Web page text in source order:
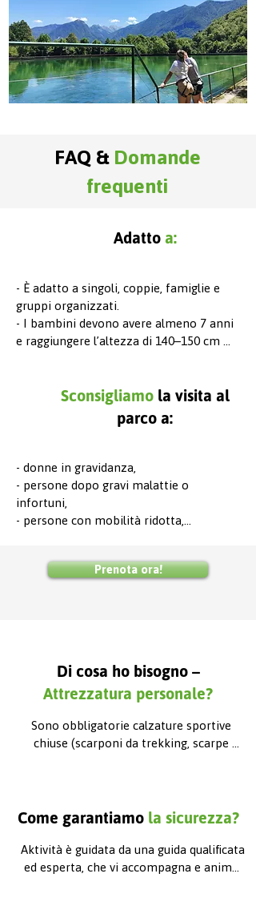
FAQ & Domande
frequenti
Adattoa:
- È adatto a singoli, coppie, famiglie e
gruppi organizzati.
- I bambini devono avere almeno 7 anni
e raggiungere l’altezza di 140–150 cm
I bambini fino ai 15 anni di età possono
partecipare all’attività esclusivamente se
accompagnati dai genitori o da un tutore
Sconsigliamola visita al
parco a:
- donne in gravidanza,
- persone dopo gravi malattie o
infortuni,
- persone con mobilità ridotta,
Prenota ora!
Di cosa ho bisogno –
Attrezzatura personale?
Sono obbligatorie calzature sportive
chiuse (scarponi da trekking, scarpe
giacca esterna, giacca antivento).
Come garantiamo la sicurezza?
Aktività è guidata da una guida qualificata
ed esperta, che vi accompagna e anima